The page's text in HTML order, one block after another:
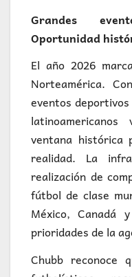
Grandes
Oportunidad
El año 2026
Norteamérica.
eventos
ventana histórica
realidad. La
realización de
fútbol de clase
México, Canadá
prioridades de la
Chubb reconoce